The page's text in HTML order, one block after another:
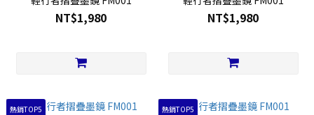
NT$1,980 NT$1,980
熱銷TOP5 熱銷TOP5